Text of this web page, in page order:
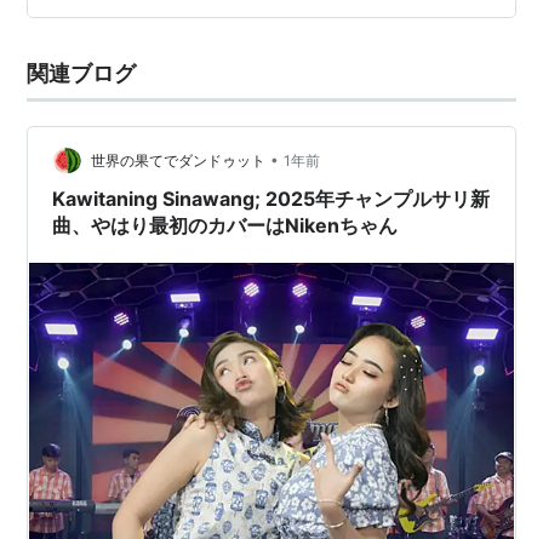
関連ブログ
世界の果てでダンドゥット • 1年前
Kawitaning Sinawang; 2025年チャンプルサリ新
曲、やはり最初のカバーはNikenちゃん